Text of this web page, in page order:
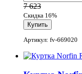
7 623
Скидка 16%
Артикул: fv-669020